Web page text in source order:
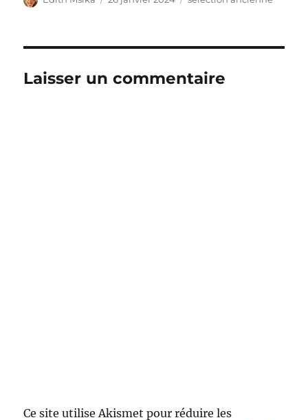
Laisser un commentaire
Ce site utilise Akismet pour réduire les